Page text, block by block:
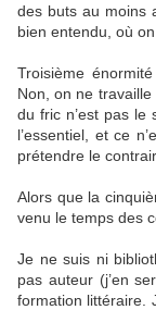
des buts au moins
bien entendu, où
Troisième
Non, on ne
du fric n’est pas le
l’essentiel, et ce
prétendre le
Alors que la
venu le temps des
Je ne suis ni
pas auteur (j’en
formation littéraire.